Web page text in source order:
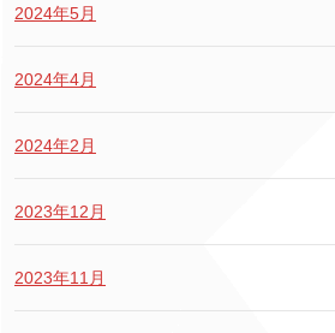
2024年5月
2024年4月
2024年2月
2023年12月
2023年11月